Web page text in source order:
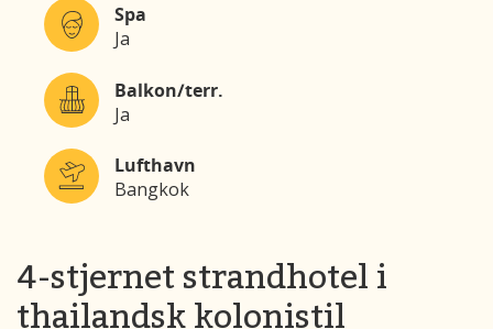
Spa
Ja
Balkon/terr.
Ja
Lufthavn
Bangkok
4-stjernet strandhotel i
thailandsk kolonistil